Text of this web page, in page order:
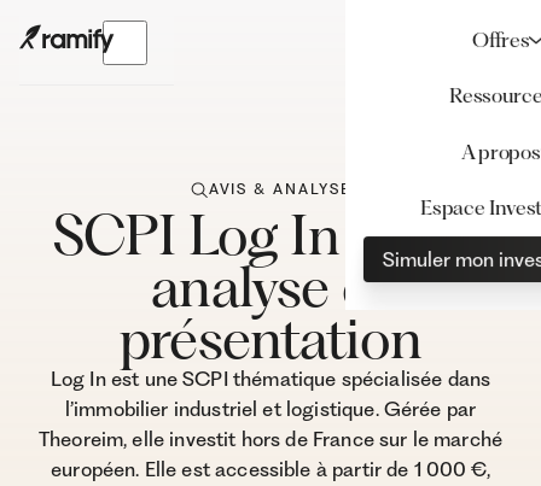
Offres
A propos
Espace
Simuler mon
AVIS & ANALYSE
SCPI Log In : Avis,
analyse et
présentation
Log In est une SCPI thématique spécialisée dans
l’immobilier industriel et logistique. Gérée par
Theoreim, elle investit hors de France sur le marché
européen. Elle est accessible à partir de 1 000 €,